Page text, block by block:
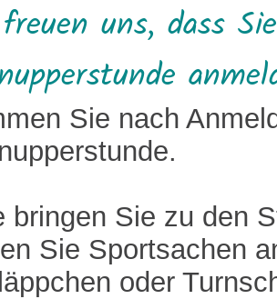
uns, dass
Sie nach
bringen Sie zu den
Sie Sportsachen
oder